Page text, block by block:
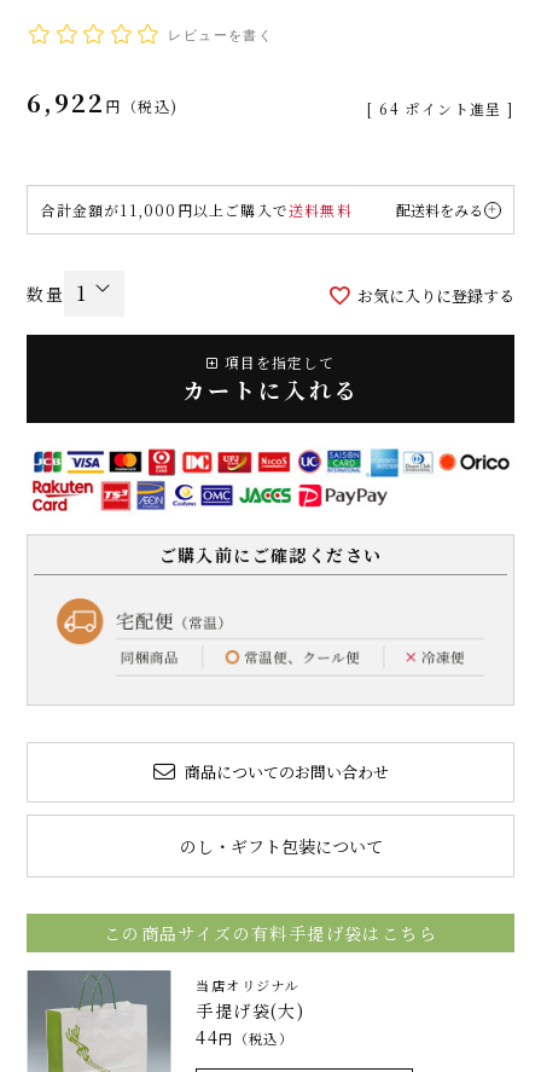
レビューを書く
6,922 税込 [ 64 ポイント進呈 ]
合計金額が11,000円以上ご購入で送料無料 配送料をみる
お気に入りに登録する
項目を指定して
カートに入れる
ご購入前にご確認ください
商品についてのお問い合わせ
のし・ギフト包装について
この商品サイズの有料手提げ袋はこちら
当店オリジナル
手提げ袋(大)
44円（税込）